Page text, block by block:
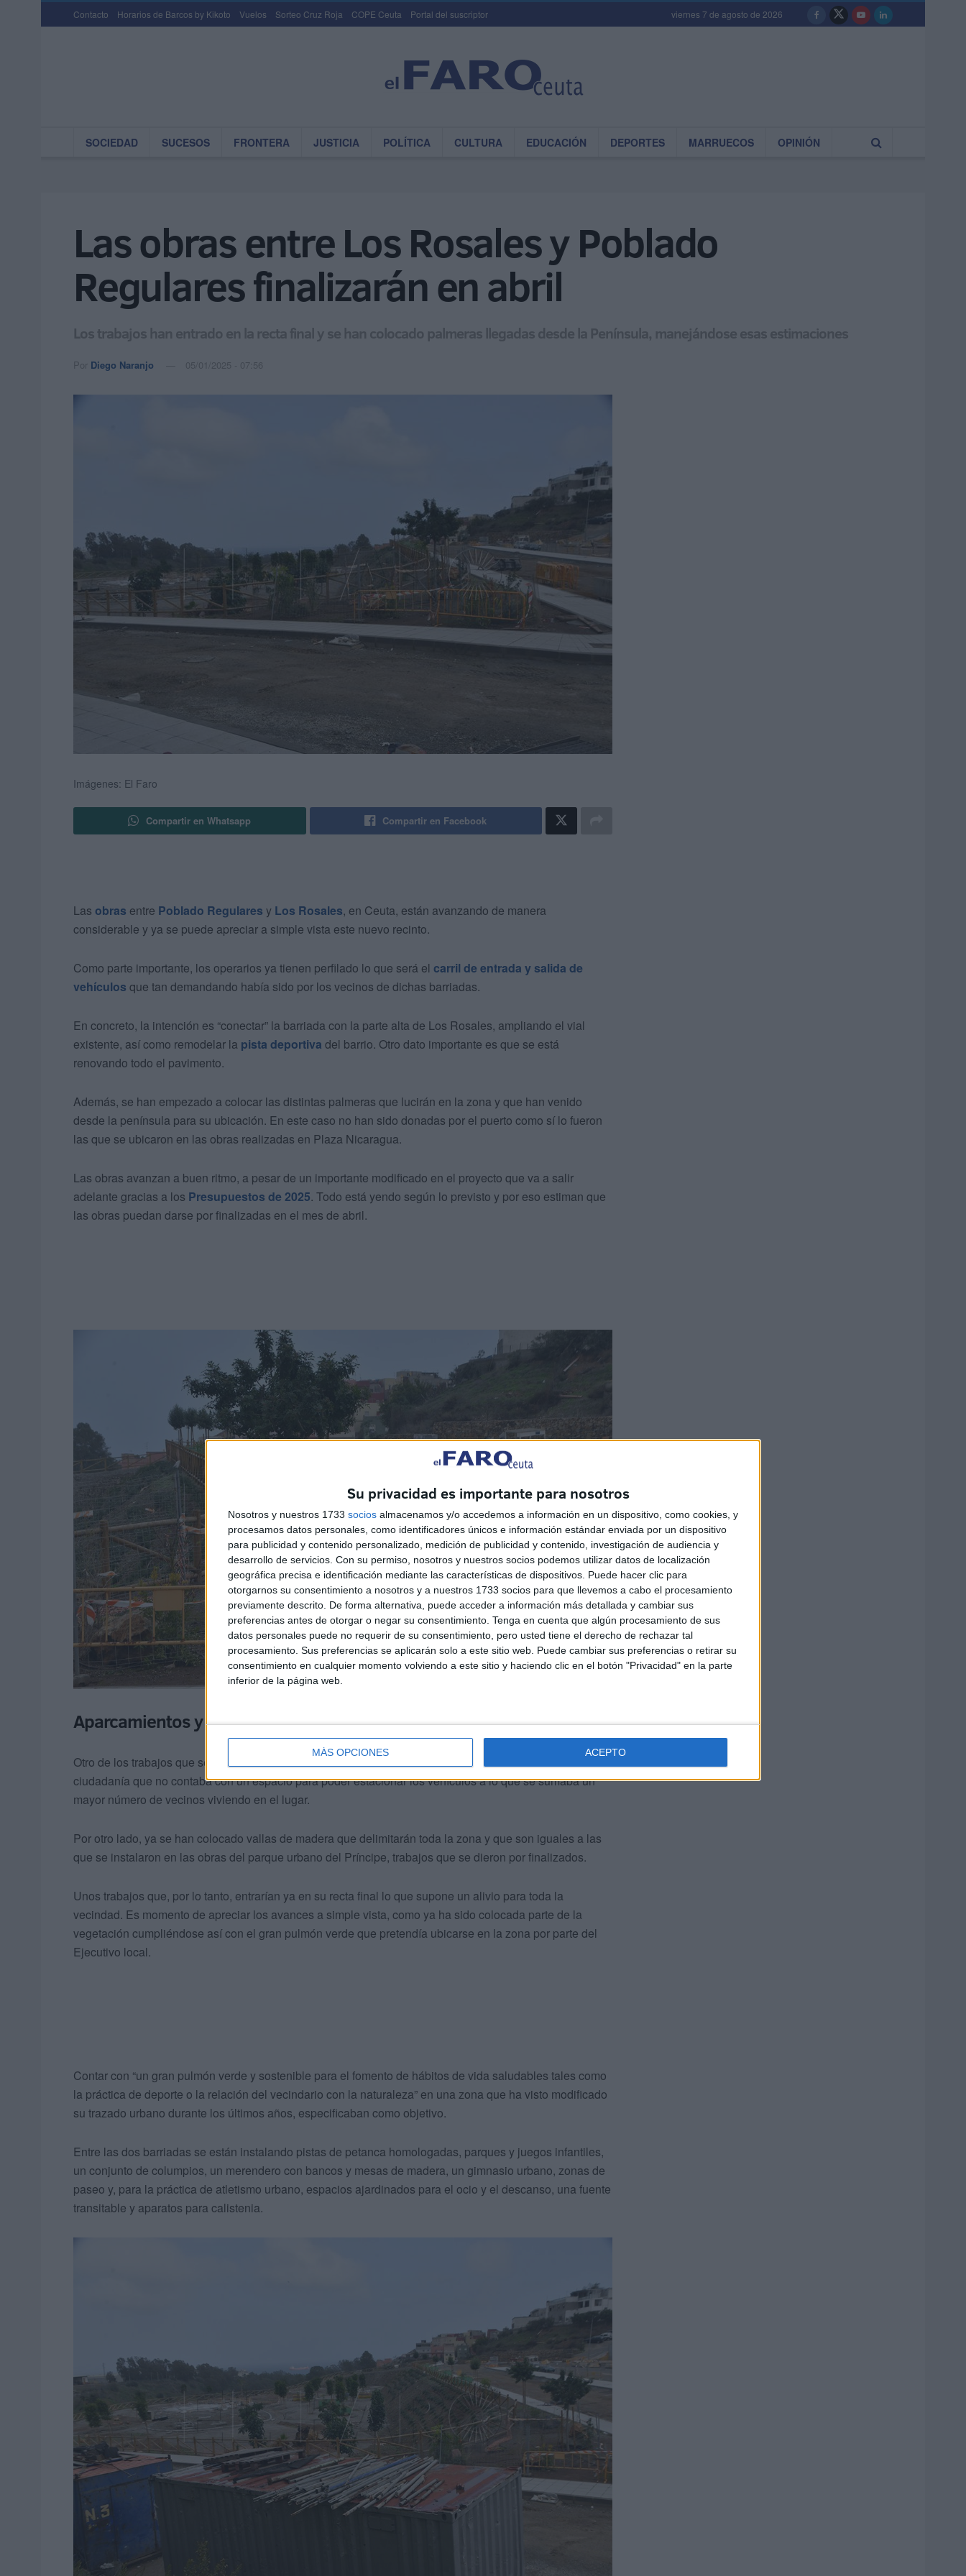
Su privacidad es importante para nosotros
Nosotros y nuestros 1733 socios almacenamos y/o accedemos a información en un dispositivo, como cookies, y
procesamos datos personales, como identificadores únicos e información estándar enviada por un dispositivo
para publicidad y contenido personalizado, medición de publicidad y contenido, investigación de audiencia y
desarrollo de servicios. Con su permiso, nosotros y nuestros socios podemos utilizar datos de localización
geográfica precisa e identificación mediante las características de dispositivos. Puede hacer clic para
otorgarnos su consentimiento a nosotros y a nuestros 1733 socios para que llevemos a cabo el procesamiento
previamente descrito. De forma alternativa, puede acceder a información más detallada y cambiar sus
preferencias antes de otorgar o negar su consentimiento. Tenga en cuenta que algún procesamiento de sus
datos personales puede no requerir de su consentimiento, pero usted tiene el derecho de rechazar tal
procesamiento. Sus preferencias se aplicarán solo a este sitio web. Puede cambiar sus preferencias o retirar su
consentimiento en cualquier momento volviendo a este sitio y haciendo clic en el botón "Privacidad" en la parte
inferior de la página web.
MÁS OPCIONES ACEPTO
Contacto Horarios de Barcos by Kikoto Vuelos Sorteo Cruz Roja COPE Ceuta Portal del suscriptor viernes 7 de agosto de 2026
SOCIEDAD SUCESOS FRONTERA JUSTICIA POLÍTICA CULTURA EDUCACIÓN DEPORTES MARRUECOS OPINIÓN
Las obras entre Los Rosales y Poblado
Regulares finalizarán en abril
Los trabajos han entrado en la recta final y se han colocado palmeras llegadas desde la Península, manejándose esas estimaciones
Por Diego Naranjo 05/01/2025 - 07:56
Imágenes: El Faro
Compartir en Whatsapp Compartir en Facebook
Las obras entre Poblado Regulares y Los Rosales, en Ceuta, están avanzando de manera
considerable y ya se puede apreciar a simple vista este nuevo recinto.
Como parte importante, los operarios ya tienen perfilado lo que será el carril de entrada y salida de
vehículos que tan demandando había sido por los vecinos de dichas barriadas.
En concreto, la intención es “conectar” la barriada con la parte alta de Los Rosales, ampliando el vial
existente, así como remodelar la pista deportiva del barrio. Otro dato importante es que se está
renovando todo el pavimento.
Además, se han empezado a colocar las distintas palmeras que lucirán en la zona y que han venido
desde la península para su ubicación. En este caso no han sido donadas por el puerto como sí lo fueron
las que se ubicaron en las obras realizadas en Plaza Nicaragua.
Las obras avanzan a buen ritmo, a pesar de un importante modificado en el proyecto que va a salir
adelante gracias a los Presupuestos de 2025. Todo está yendo según lo previsto y por eso estiman que
las obras puedan darse por finalizadas en el mes de abril.
Aparcamientos y nuevos recursos para las barriadas
Otro de los trabajos que se está realizando es la bolsa de aparcamientos. Una gran demanda de la
ciudadanía que no contaba con un espacio para poder estacionar los vehículos a lo que se sumaba un
mayor número de vecinos viviendo en el lugar.
Por otro lado, ya se han colocado vallas de madera que delimitarán toda la zona y que son iguales a las
que se instalaron en las obras del parque urbano del Príncipe, trabajos que se dieron por finalizados.
Unos trabajos que, por lo tanto, entrarían ya en su recta final lo que supone un alivio para toda la
vecindad. Es momento de apreciar los avances a simple vista, como ya ha sido colocada parte de la
vegetación cumpliéndose así con el gran pulmón verde que pretendía ubicarse en la zona por parte del
Ejecutivo local.
Contar con “un gran pulmón verde y sostenible para el fomento de hábitos de vida saludables tales como
la práctica de deporte o la relación del vecindario con la naturaleza” en una zona que ha visto modificado
su trazado urbano durante los últimos años, especificaban como objetivo.
Entre las dos barriadas se están instalando pistas de petanca homologadas, parques y juegos infantiles,
un conjunto de columpios, un merendero con bancos y mesas de madera, un gimnasio urbano, zonas de
paseo y, para la práctica de atletismo urbano, espacios ajardinados para el ocio y el descanso, una fuente
transitable y aparatos para calistenia.